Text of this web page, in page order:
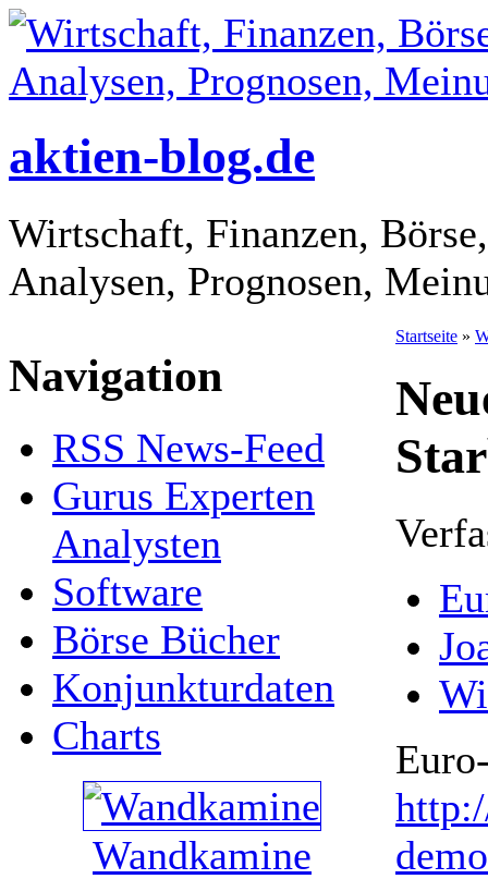
aktien-blog.de
Wirtschaft, Finanzen,
Analysen, Prognosen,
Navigation
RSS News-Feed
Gurus Experten
Analysten
Software
Börse Bücher
Konjunkturdaten
Charts
Wandkamine
Startseite »